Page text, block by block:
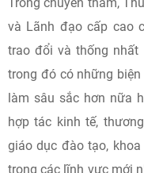
và Lãnh đạo cấp cao
trao đổi và thống nhất
trong đó có những
làm sâu sắc hơn nữa
hợp tác kinh tế,
giáo dục đào tạo,
trong các lĩnh vực mới